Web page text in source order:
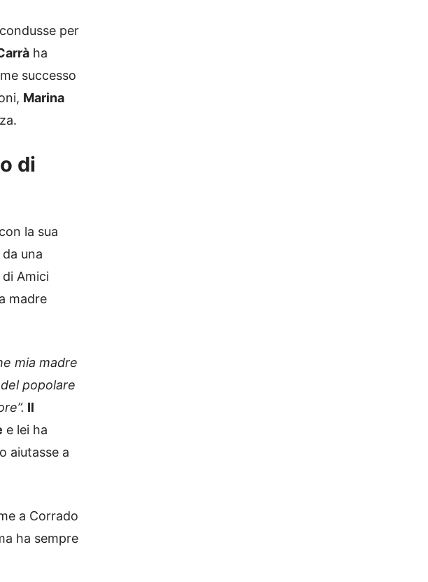
per
ha
successo
Marina
di
la sua
una
Amici
madre
mia madre
popolare
Il
e lei ha
aiutasse a
a Corrado
ha sempre